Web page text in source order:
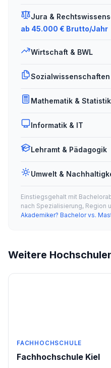
Jura &
ab 45.000 € Brutto/Jahr
Wirtschaft & BWL
Sozialwissenschaften
Mathematik & Statistik
Informatik & IT
Lehramt & Pädagogik
Umwelt &
Einstiegsgehalt mit
nach Spezialisierung, Region
Akademiker? Bachelor vs.
Weitere
FACHHOCHSCHULE
Fachhochschule Kiel